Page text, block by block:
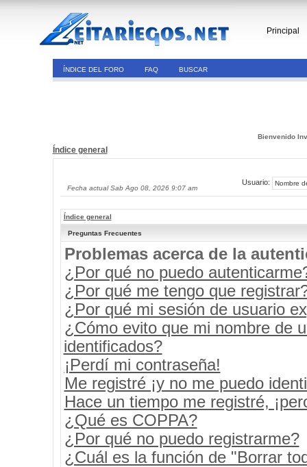
Principal
ÍNDICE DEL FORO FAQ BUSCAR
Bienvenido
Índice general
Fecha actual Sab Ago 08, 2026 9:07 am
Usuario:
Índice general
Preguntas Frecuentes
Problemas acerca de la
¿Por qué no puedo
¿Por qué me tengo que
¿Por qué mi sesión de usuario
¿Cómo evito que mi nombre de
identificados?
¡Perdí mi contraseña!
Me registré ¡y no me puedo
Hace un tiempo me registré,
¿Qué es COPPA?
¿Por qué no puedo registrarme?
¿Cuál es la función de "Borrar